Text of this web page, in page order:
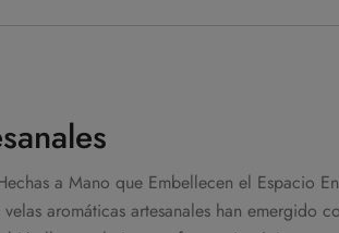
a Mano que Embellecen el Espacio
aromáticas artesanales han emergido